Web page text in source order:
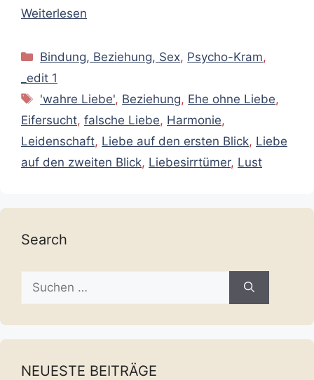
Weiterlesen
Kategorien
Bindung, Beziehung, Sex, Psycho-Kram,
_edit 1
Schlagwörter
'wahre Liebe', Beziehung, Ehe ohne Liebe,
Eifersucht, falsche Liebe, Harmonie,
Leidenschaft, Liebe auf den ersten Blick, Liebe
auf den zweiten Blick, Liebesirrtümer, Lust
Search
Suche
nach:
NEUESTE BEITRÄGE